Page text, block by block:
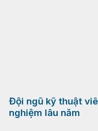
Đội ngũ kỹ thuật
nghiệm lâu năm